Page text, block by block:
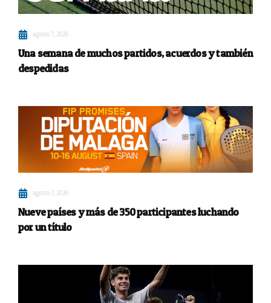
agosto 7, 2026
Una semana de muchos partidos, acuerdos y también
despedidas
agosto 7, 2026
Nueve países y más de 350 participantes luchando
por un título